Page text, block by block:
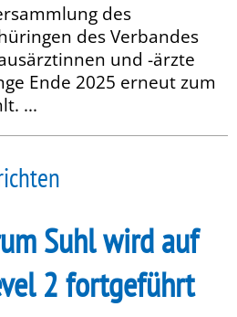
des
des Verbandes
und -ärzte
Ende 2025 erneut zum
...
Suhl wird auf
2 fortgeführt­